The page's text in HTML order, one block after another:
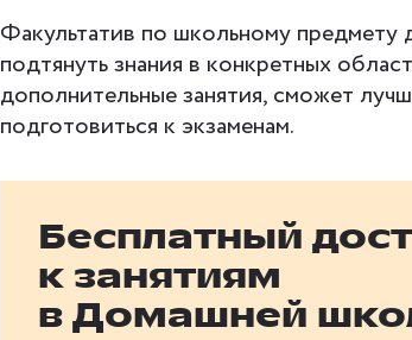
Факультатив по школьному
подтянуть знания в конкретных
дополнительные занятия, сможет
подготовиться к экзаменам.
Бесплатный
к занятиям
в Домашней